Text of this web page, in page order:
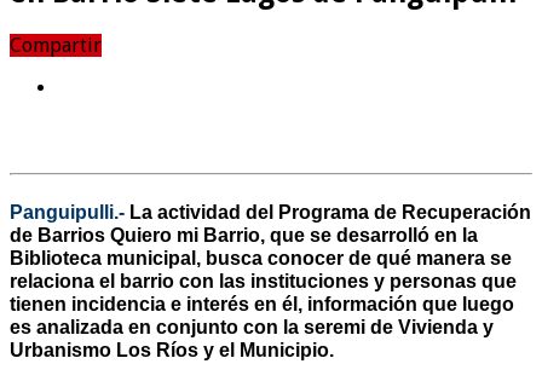
Compartir
Panguipulli.- La actividad del Programa de Recuperación
de Barrios Quiero mi Barrio, que se desarrolló en la
Biblioteca municipal, busca conocer de qué manera se
relaciona el barrio con las instituciones y personas que
tienen incidencia e interés en él, información que luego
es analizada en conjunto con la seremi de Vivienda y
Urbanismo Los Ríos y el Municipio.